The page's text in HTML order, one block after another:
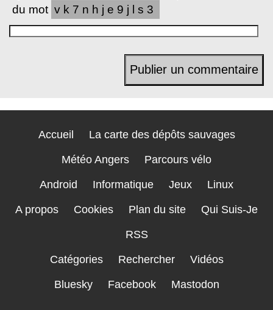
du mot vk7nhje9jls3
Accueil La carte des dépôts sauvages
Météo Angers Parcours vélo
Android Informatique Jeux Linux
A propos Cookies Plan du site Qui Suis-Je
RSS
Catégories Rechercher Vidéos
Bluesky Facebook Mastodon